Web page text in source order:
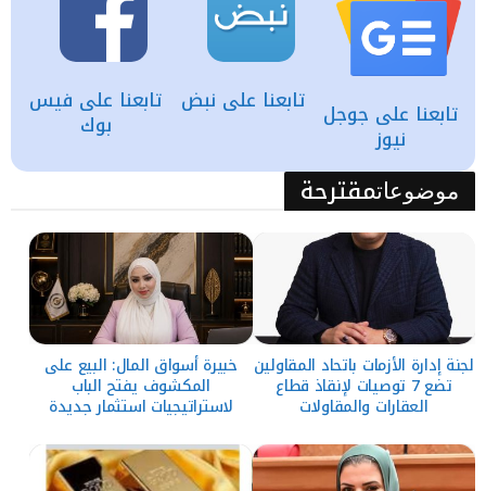
تابعنا على فيس
بوك
تابعنا على نبض تابعنا على جوجل
نيوز
موضوعاتمقترحة
لجنة إدارة الأزمات باتحاد المقاولين
تضع 7 توصيات لإنقاذ قطاع
العقارات والمقاولات
خبيرة أسواق المال: البيع على
المكشوف يفتح الباب
لاستراتيجيات استثمار جديدة